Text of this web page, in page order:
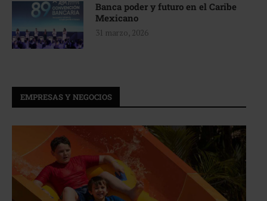
Banca poder y futuro en el Caribe
Mexicano
31 marzo, 2026
EMPRESAS Y NEGOCIOS